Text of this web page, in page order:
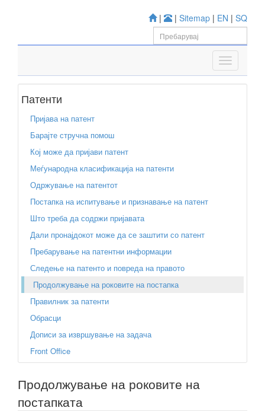
| | Sitemap | EN | SQ
Патенти
Пријава на патент
Барајте стручна помош
Кој може да пријави патент
Меѓународна класификација на патенти
Одржување на патентот
Постапка на испитување и признавање на патент
Што треба да содржи пријавата
Дали пронајдокот може да се заштити со патент
Пребарување на патентни информации
Следење на патенто и повреда на правото
Продолжување на роковите на постапка
Правилник за патенти
Обрасци
Дописи за извршување на задача
Front Office
Продолжување на роковите на
постапката